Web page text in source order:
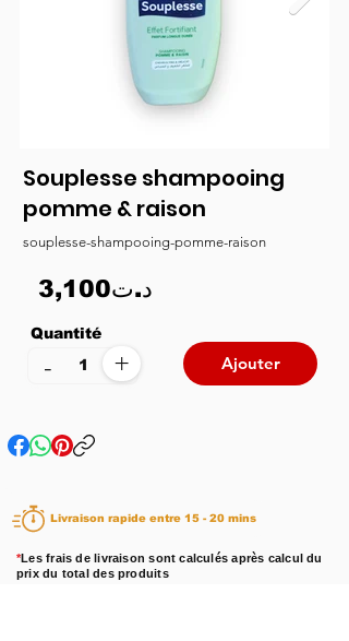
Souplesse shampooing
pomme & raison
souplesse-shampooing-pomme-raison
3,100د.ت
Quantité
+
- Ajouter
Livraison rapide entre 15 - 20 mins
*Les frais de livraison sont calculés après calcul du
prix du total des produits